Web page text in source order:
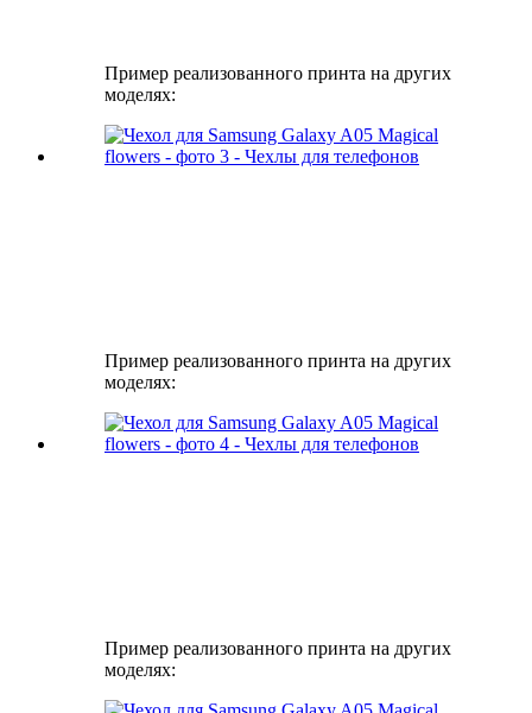
Пример реализованного принта на других
моделях:
Пример реализованного принта на других
моделях:
Пример реализованного принта на других
моделях: